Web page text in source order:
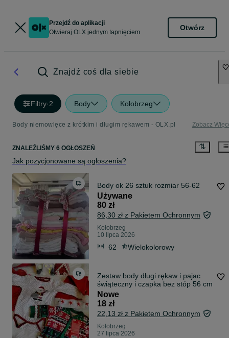
Przejdź do aplikacji
Otwieraj OLX jednym tapnięciem
Otwórz
Znajdź coś dla siebie
Filtry·2 Body Kołobrzeg
Body niemowlęce z krótkim i długim rękawem - OLX.pl Zobacz
ZNALEŹLIŚMY 6 OGŁOSZEŃ
Jak pozycjonowane są ogłoszenia?
Body ok 26 sztuk rozmiar 56-62
Używane
80 zł
86,30 zł z Pakietem Ochronnym
Kołobrzeg
10 lipca 2026
62 Wielokolorowy
Zestaw body długi rękaw i pajac
świąteczny i czapka bez stóp 56 cm
Nowe
18 zł
22,13 zł z Pakietem Ochronnym
Kołobrzeg
27 lipca 2026